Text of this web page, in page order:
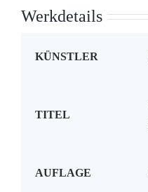
Werkdetails
KÜNSTLER
TITEL
AUFLAGE